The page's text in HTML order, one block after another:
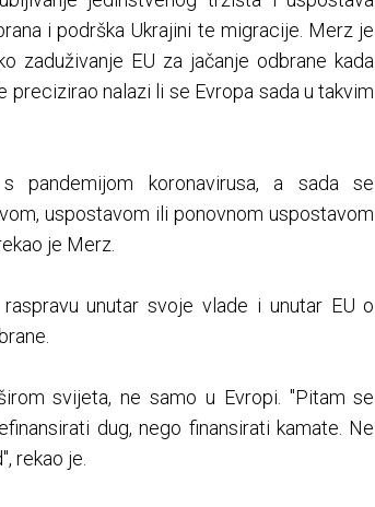
i podrška Ukrajini te migracije. Merz je
zaduživanje EU za jačanje odbrane kada
precizirao nalazi li se Evropa sada u takvim
pandemijom koronavirusa, a sada se
uspostavom ili ponovnom uspostavom
je Merz.
unutar svoje vlade i unutar EU o
svijeta, ne samo u Evropi. "Pitam se
dug, nego finansirati kamate. Ne
rekao je.